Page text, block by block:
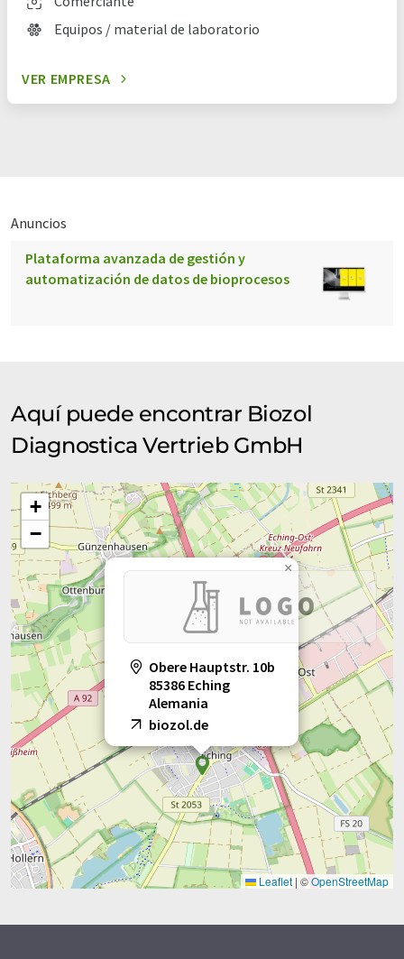
Equipos / material de laboratorio
VER EMPRESA
Anuncios
Plataforma avanzada de gestión y
automatización de datos de bioprocesos
Aquí puede encontrar Biozol
Diagnostica Vertrieb GmbH
Obere Hauptstr. 10b
85386 Eching
Alemania
biozol.de
×
+
−
Leaflet | ©OpenStreetMap